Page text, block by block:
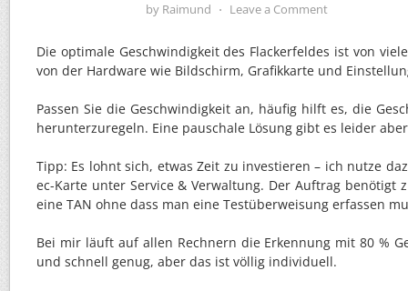
by Raimund ⋅ Leave a Comment
Die optimale Geschwindigkeit des Flackerfeldes ist von
von der Hardware wie Bildschirm, Grafikkarte und
Passen Sie die Geschwindigkeit an, häufig hilft es, die
herunterzuregeln. Eine pauschale Lösung gibt es leider
Tipp: Es lohnt sich, etwas Zeit zu investieren – ich nutze
ec-Karte unter Service & Verwaltung. Der Auftrag benötigt
eine TAN ohne dass man eine Testüberweisung erfassen
Bei mir läuft auf allen Rechnern die Erkennung mit 80 %
und schnell genug, aber das ist völlig individuell.